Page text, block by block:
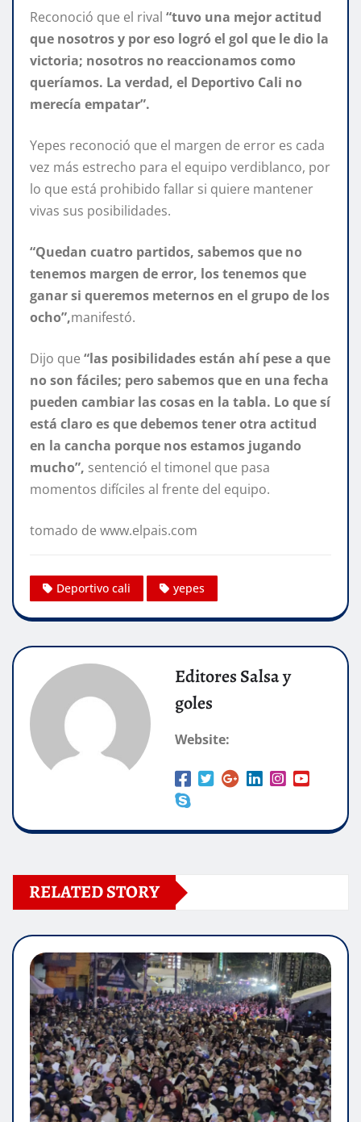
Reconoció que el rival “tuvo una mejor actitud
que nosotros y por eso logró el gol que le dio la
victoria; nosotros no reaccionamos como
queríamos. La verdad, el Deportivo Cali no
merecía empatar”.
Yepes reconoció que el margen de error es cada
vez más estrecho para el equipo verdiblanco, por
lo que está prohibido fallar si quiere mantener
vivas sus posibilidades.
“Quedan cuatro partidos, sabemos que no
tenemos margen de error, los tenemos que
ganar si queremos meternos en el grupo de los
ocho”,manifestó.
Dijo que “las posibilidades están ahí pese a que
no son fáciles; pero sabemos que en una fecha
pueden cambiar las cosas en la tabla. Lo que sí
está claro es que debemos tener otra actitud
en la cancha porque nos estamos jugando
mucho”, sentenció el timonel que pasa
momentos difíciles al frente del equipo.
tomado de www.elpais.com
Deportivo cali yepes
Editores Salsa y
goles
Website:
RELATED STORY